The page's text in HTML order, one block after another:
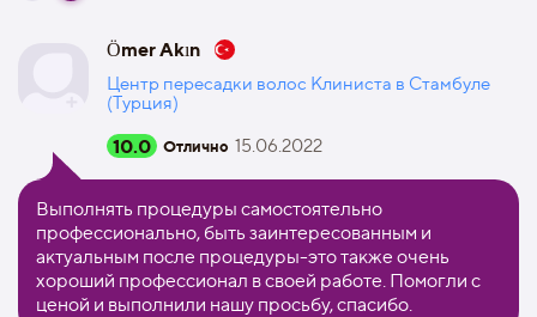
Ömer Akın
Центр пересадки волос Клиниста в Стамбуле
(Турция)
10.0 Отлично 15.06.2022
Выполнять процедуры самостоятельно
профессионально, быть заинтересованным и
актуальным после процедуры-это также очень
хороший профессионал в своей работе. Помогли с
ценой и выполнили нашу просьбу, спасибо.